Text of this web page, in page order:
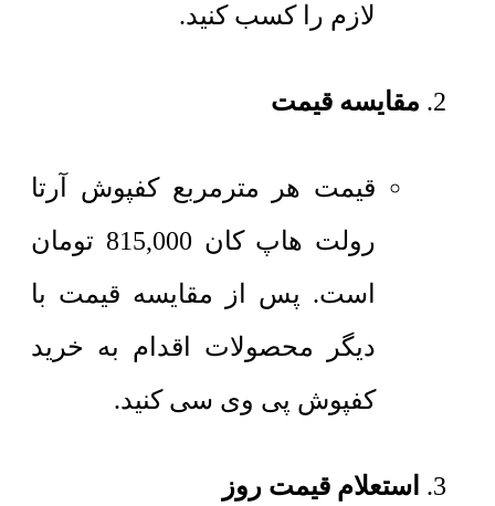
لازم را کسب کنید.
مقایسه قیمت
قیمت هر مترمربع کفپوش آرتا
رولت هاپ کان 815,000 تومان
است. پس از مقایسه قیمت با
دیگر محصولات اقدام به خرید
کفپوش پی وی سی کنید.
استعلام قیمت روز